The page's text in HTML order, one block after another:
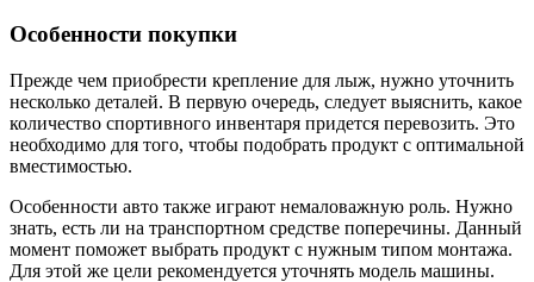
Особенности покупки
Прежде чем приобрести крепление для лыж, нужно уточнить
несколько деталей. В первую очередь, следует выяснить, какое
количество спортивного инвентаря придется перевозить. Это
необходимо для того, чтобы подобрать продукт с оптимальной
вместимостью.
Особенности авто также играют немаловажную роль. Нужно
знать, есть ли на транспортном средстве поперечины. Данный
момент поможет выбрать продукт с нужным типом монтажа.
Для этой же цели рекомендуется уточнять модель машины.